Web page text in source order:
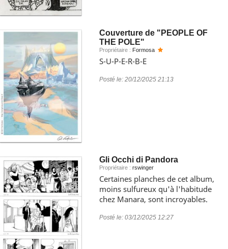
Couverture de "PEOPLE OF
THE POLE"
Propriétaire : Formosa
S-U-P-E-R-B-E
Posté le: 20/12/2025 21:13
Gli Occhi di Pandora
Propriétaire : rswinger
Certaines planches de cet album,
moins sulfureux qu'à l'habitude
chez Manara, sont incroyables.
Posté le: 03/12/2025 12:27